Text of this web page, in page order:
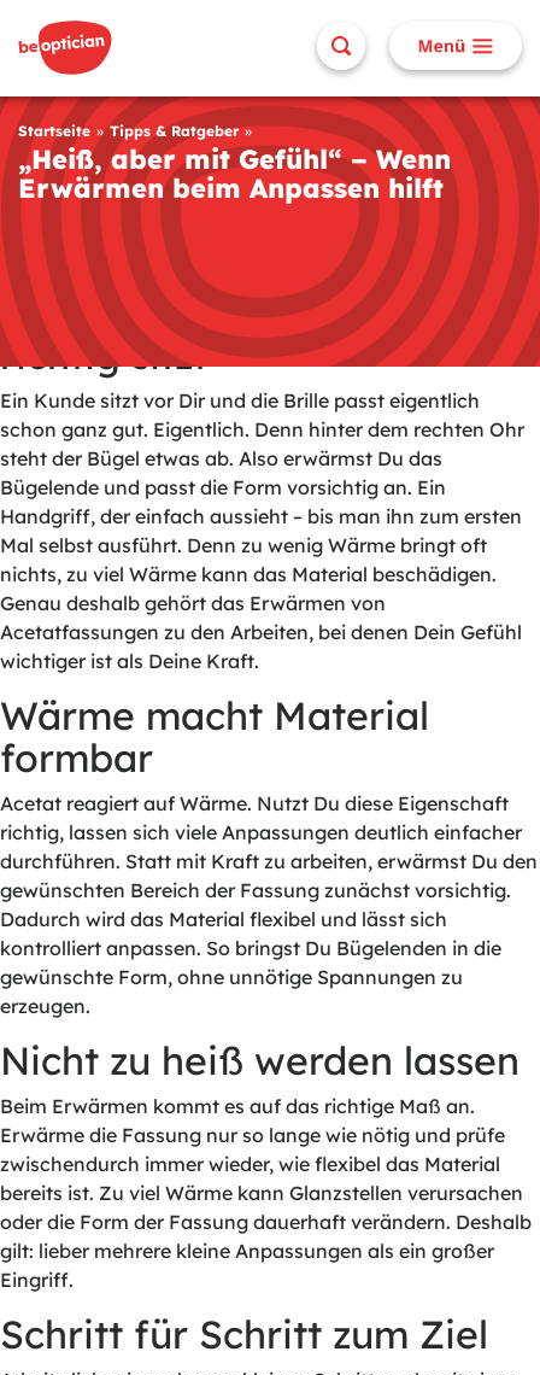
Startseite Tipps & Ratgeber
„Heiß, aber mit Gefühl“ – Wenn
Erwärmen beim Anpassen hilft
Unsere Ausbilder plaudern aus dem Nähkästchen –
oder dem Etui
Wenn die Brille noch nicht
richtig sitzt
Ein Kunde sitzt vor Dir und die Brille passt eigentlich
schon ganz gut. Eigentlich. Denn hinter dem rechten Ohr
steht der Bügel etwas ab. Also erwärmst Du das
Bügelende und passt die Form vorsichtig an. Ein
Handgriff, der einfach aussieht – bis man ihn zum ersten
Mal selbst ausführt. Denn zu wenig Wärme bringt oft
nichts, zu viel Wärme kann das Material beschädigen.
Genau deshalb gehört das Erwärmen von
Acetatfassungen zu den Arbeiten, bei denen Dein Gefühl
wichtiger ist als Deine Kraft.
Wärme macht Material
formbar
Acetat reagiert auf Wärme. Nutzt Du diese Eigenschaft
richtig, lassen sich viele Anpassungen deutlich einfacher
durchführen. Statt mit Kraft zu arbeiten, erwärmst Du den
gewünschten Bereich der Fassung zunächst vorsichtig.
Dadurch wird das Material flexibel und lässt sich
kontrolliert anpassen. So bringst Du Bügelenden in die
gewünschte Form, ohne unnötige Spannungen zu
erzeugen.
Nicht zu heiß werden lassen
Beim Erwärmen kommt es auf das richtige Maß an.
Erwärme die Fassung nur so lange wie nötig und prüfe
zwischendurch immer wieder, wie flexibel das Material
bereits ist. Zu viel Wärme kann Glanzstellen verursachen
oder die Form der Fassung dauerhaft verändern. Deshalb
gilt: lieber mehrere kleine Anpassungen als ein großer
Eingriff.
Schritt für Schritt zum Ziel